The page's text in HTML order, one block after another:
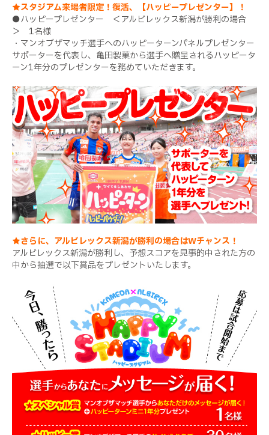
★スタジアム来場者限定！復活、【ハッピープレゼンター】！
●ハッピープレゼンター ＜アルビレックス新潟が勝利の場合
＞ 1名様
・マンオブザマッチ選手へのハッピーターンパネルプレゼンター
サポーターを代表し、亀田製菓から選手へ贈呈されるハッピータ
ーン1年分のプレゼンターを務めていただきます。
★さらに、アルビレックス新潟が勝利の場合はWチャンス！
アルビレックス新潟が勝利し、予想スコアを見事的中された方の
中から抽選で以下賞品をプレゼントいたします。